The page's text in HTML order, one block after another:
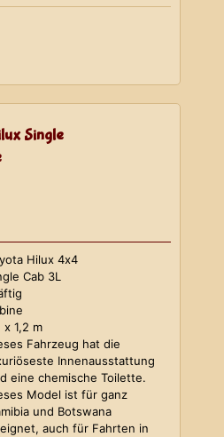
Single
Hilux 4x4
Cab 3L
x 1,2 m
Fahrzeug hat die
Innenausstattung
eine chemische Toilette.
Model ist für ganz
und Botswana
auch für Fahrten in